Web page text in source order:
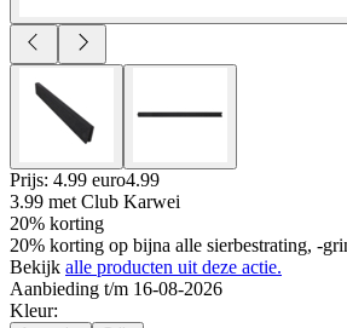
Prijs: 4.99 euro4.99
3.99 met Club Karwei
20% korting
20% korting op bijna alle sierbestrating, -
Bekijk alle producten uit deze actie.
Aanbieding t/m 16-08-2026
Kleur: